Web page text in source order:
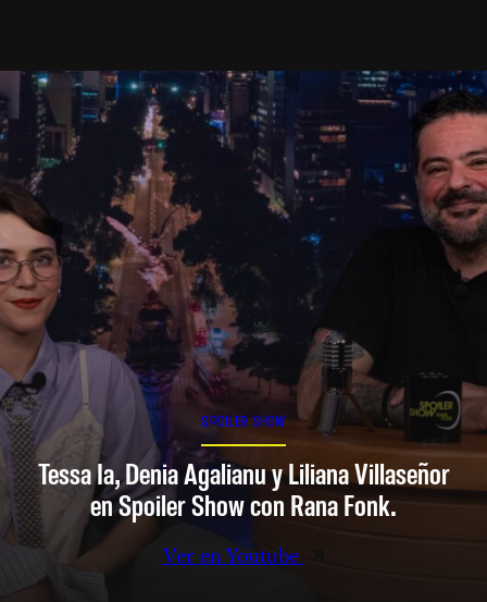
SPOILER SHOW
Tessa Ia, Denia Agalianu y Liliana Villaseñor
en Spoiler Show con Rana Fonk.
Ver en Youtube